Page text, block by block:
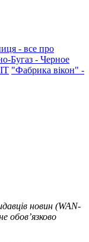
- все про
Бугаз - Черное
"Фабрика вікон" -
новин (WAN-
обов’язково